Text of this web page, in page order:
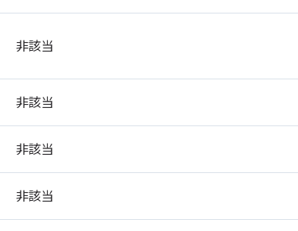
非該当
非該当
非該当
非該当